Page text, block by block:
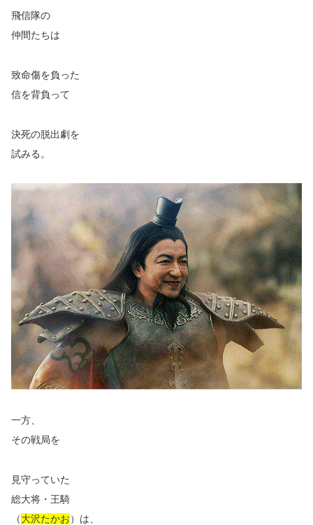
飛信隊の
仲間たちは
致命傷を負った
信を背負って
決死の脱出劇を
試みる。
一方、
その戦局を
見守っていた
総大将・王騎
（大沢たかお）は、